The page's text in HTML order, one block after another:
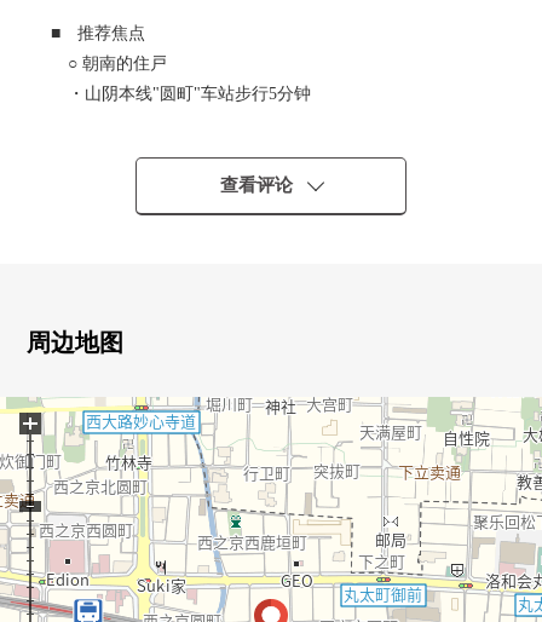
■ 推荐焦点
○ 朝南的住戸
・山阴本线"圆町"车站步行5分钟
○ 宠物饲养可(出自规章的限制有)
○ 浴室暖气烘干机，食器洗乾燥機
○ 整体卫浴全部已换新(浴室换气干燥暖气时机)
○ 盥洗台全部已换新
○ 热水供应器全部已换新
○ 全室地板(墙、天花板)换新
○ 地板换新(LDK、走廊、西式房间、多功能室)
○ 层瓷砖换新(洗脸、厕所)
查看评论
周边地图
+